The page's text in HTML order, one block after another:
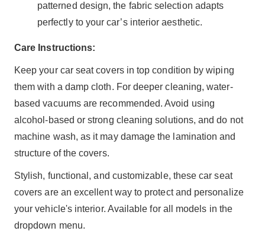
patterned design, the fabric selection adapts
perfectly to your car’s interior aesthetic.
Care Instructions:
Keep your car seat covers in top condition by wiping
them with a damp cloth. For deeper cleaning, water-
based vacuums are recommended. Avoid using
alcohol-based or strong cleaning solutions, and do not
machine wash, as it may damage the lamination and
structure of the covers.
Stylish, functional, and customizable, these car seat
covers are an excellent way to protect and personalize
your vehicle's interior. Available for all models in the
dropdown menu.